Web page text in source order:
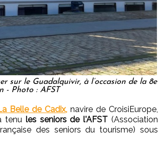
sur le Guadalquivir, à l’occasion de la 8e
- Photo : AFST
Belle de Cadix, navire de CroisiEurope,
tenu les seniors de l'AFST (Association
des seniors du tourisme) sous